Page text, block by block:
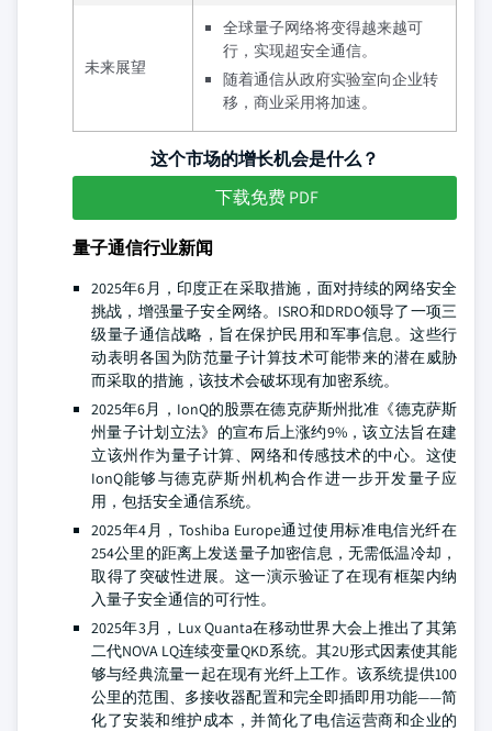
未来展望
全球量子网络将变得越来越可
行，实现超安全通信。
随着通信从政府实验室向企业转
移，商业采用将加速。
这个市场的增长机会是什么？
下载免费 PDF
量子通信行业新闻
2025年6月，印度正在采取措施，面对持续的网络安全
挑战，增强量子安全网络。ISRO和DRDO领导了一项三
级量子通信战略，旨在保护民用和军事信息。这些行
动表明各国为防范量子计算技术可能带来的潜在威胁
而采取的措施，该技术会破坏现有加密系统。
2025年6月，IonQ的股票在德克萨斯州批准《德克萨斯
州量子计划立法》的宣布后上涨约9%，该立法旨在建
立该州作为量子计算、网络和传感技术的中心。这使
IonQ能够与德克萨斯州机构合作进一步开发量子应
用，包括安全通信系统。
2025年4月，Toshiba Europe通过使用标准电信光纤在
254公里的距离上发送量子加密信息，无需低温冷却，
取得了突破性进展。这一演示验证了在现有框架内纳
入量子安全通信的可行性。
2025年3月，Lux Quanta在移动世界大会上推出了其第
二代NOVA LQ连续变量QKD系统。其2U形式因素使其能
够与经典流量一起在现有光纤上工作。该系统提供100
公里的范围、多接收器配置和完全即插即用功能——简
化了安装和维护成本，并简化了电信运营商和企业的